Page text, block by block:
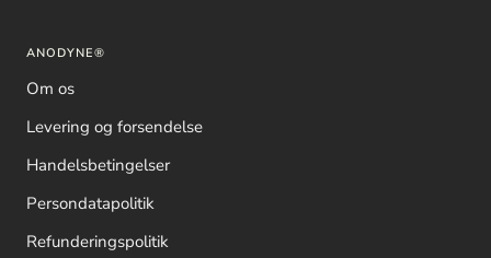
ANODYNE®
Om os
Levering og forsendelse
Handelsbetingelser
Persondatapolitik
Refunderingspolitik